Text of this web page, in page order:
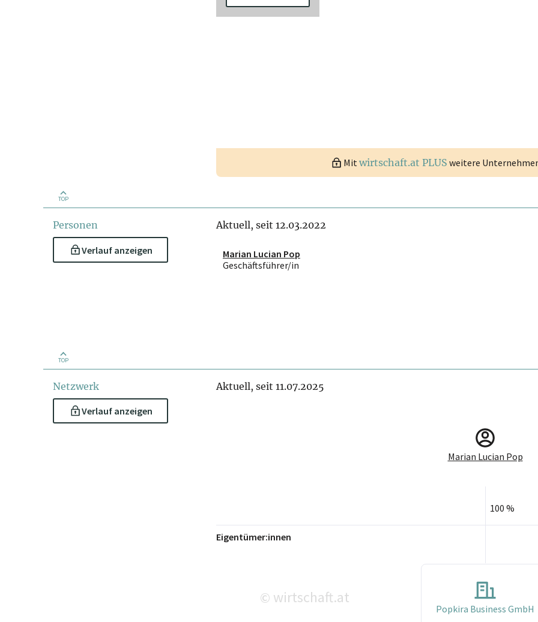
Mitwirtschaft.at PLUS weitere
TOP
Personen
Verlauf anzeigen
Aktuell, seit 12.03.2022
Marian Lucian Pop
Geschäftsführer/in
TOP
Netzwerk
Verlauf anzeigen
Aktuell, seit 11.07.2025
Marian Lucian Pop
100 %
Eigentümer:innen
© wirtschaft.at
Popkira Business GmbH